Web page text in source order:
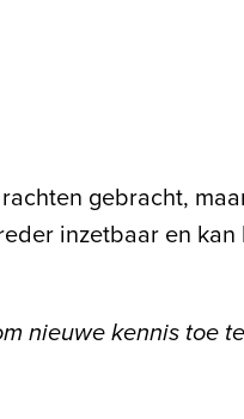
gebracht,
inzetbaar en kan
nieuwe kennis toe